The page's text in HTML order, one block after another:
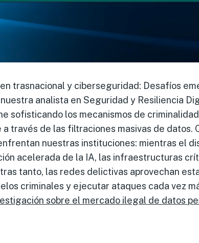
trasnacional y ciberseguridad: Desafíos
analista en Seguridad y Resiliencia
sofisticando los mecanismos de criminalidad
través de las filtraciones masivas de datos.
nuestras instituciones: mientras el
acelerada de la IA, las infraestructuras
tanto, las redes delictivas aprovechan
criminales y ejecutar ataques cada vez
sobre el mercado ilegal de datos